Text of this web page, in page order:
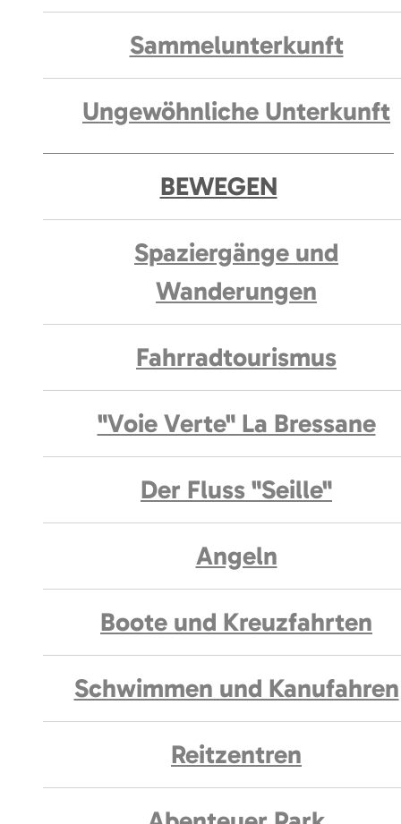
Sammelunterkunft
Ungewöhnliche Unterkunft
BEWEGEN
Spaziergänge und
Wanderungen
Fahrradtourismus
"Voie Verte" La Bressane
Der Fluss "Seille"
Angeln
Boote und Kreuzfahrten
Schwimmen und Kanufahren
Reitzentren